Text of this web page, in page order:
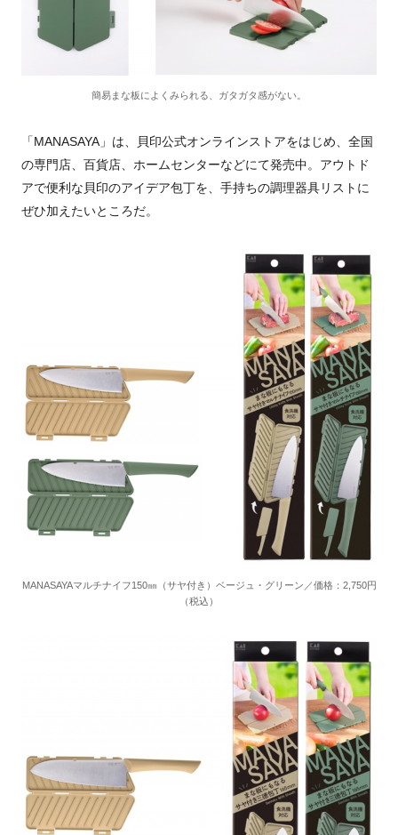
簡易まな板によくみられる、ガタガタ感がない。
「MANASAYA」は、貝印公式オンラインストアをはじめ、全国
の専門店、百貨店、ホームセンターなどにて発売中。アウトド
アで便利な貝印のアイデア包丁を、手持ちの調理器具リストに
ぜひ加えたいところだ。
MANASAYAマルチナイフ150㎜（サヤ付き）ベージュ・グリーン／価格：2,750円
（税込）